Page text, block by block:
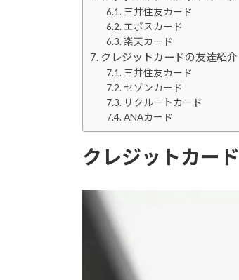
三井住友カード
エポスカード
楽天カード
クレジットカードの友達紹介
三井住友カード
セゾンカード
リクルートカード
ANAカード
クレジットカード